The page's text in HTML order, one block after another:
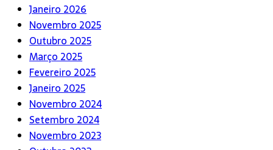
Janeiro 2026
Novembro 2025
Outubro 2025
Março 2025
Fevereiro 2025
Janeiro 2025
Novembro 2024
Setembro 2024
Novembro 2023